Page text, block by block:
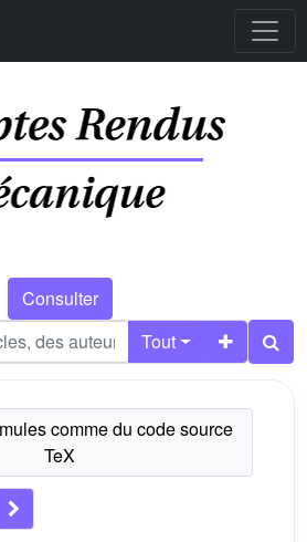
Consulter
Tout